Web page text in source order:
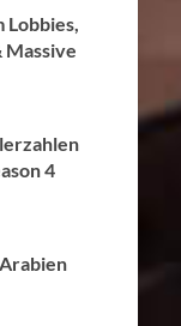
Massive
4